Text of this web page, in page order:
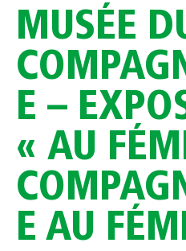
MUSÉE
E –
« AU
E AU